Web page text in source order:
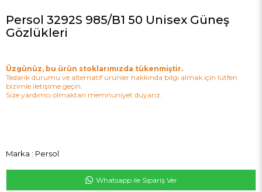
Persol 3292S 985/B1 50 Unisex Güneş
Gözlükleri
Üzgünüz, bu ürün stoklarımızda tükenmiştir.
Tedarik durumu ve alternatif ürünler hakkında bilgi almak için lütfen
bizimle iletişime geçin.
Size yardımcı olmaktan memnuniyet duyarız.
Marka : Persol
Whatsapp ile Sipariş Ver